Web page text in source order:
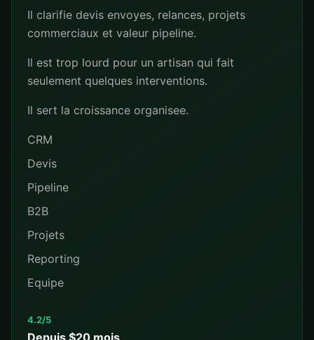
Il clarifie devis envoyes, relances, projets
commerciaux et valeur pipeline.
Il est trop lourd pour un artisan qui fait
seulement quelques interventions.
Il sert la croissance organisee.
CRM
Devis
Pipeline
B2B
Projets
Reporting
Equipe
4.2/5
Depuis $20 mois